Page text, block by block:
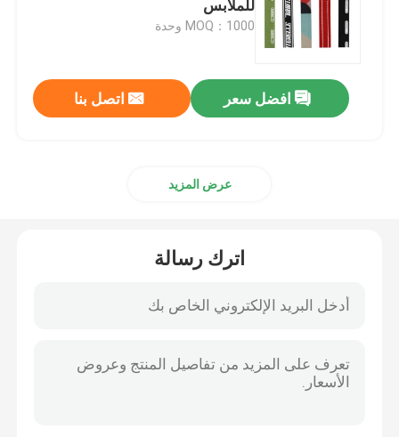
اكسسوارات عاكسة
شريط ختم التماس
للملابس
MOQ：1000 وحدة
افضل سعر اتصل بنا
عرض المزيد
اترك رسالة